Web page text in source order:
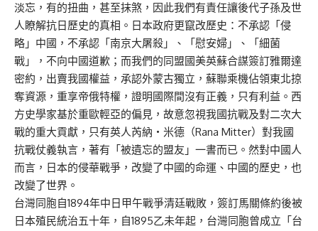
淡忘，有的扭曲，甚至抹煞，因此我們有責任讓後代子孫及世
人瞭解抗日歷史的真相。日本政府更竄改歷史：不承認「侵
略」中國，不承認「南京大屠殺」、「慰安婦」、「細菌
戰」，不向中國道歉；而我們的同盟國美英蘇合謀簽訂雅爾達
密約，出賣我國權益，承認外蒙古獨立，蘇聯乘機佔領東北掠
奪資源，重享帝俄特權，證明國際間沒有正義，只有利益。西
方史學家基於重歐輕亞的偏見，故意忽視我國抗戰及對二次大
戰的重大貢獻，只有英人芮納‧米德（Rana Mitter）對我國
抗戰仗義執言，著有「被遺忘的盟友」一書而已。然對中國人
而言，日本的侵華戰爭，改變了中國的命運、中國的歷史，也
改變了世界。
台灣同胞自1894年中日甲午戰爭清廷戰敗，簽訂馬關條約後被
日本殖民統治五十年，自1895乙未年起，台灣同胞曾成立「台